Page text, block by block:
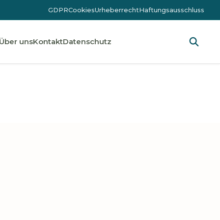
GDPRCookiesUrheberrechtHaftungsausschluss
Über unsKontaktDatenschutz